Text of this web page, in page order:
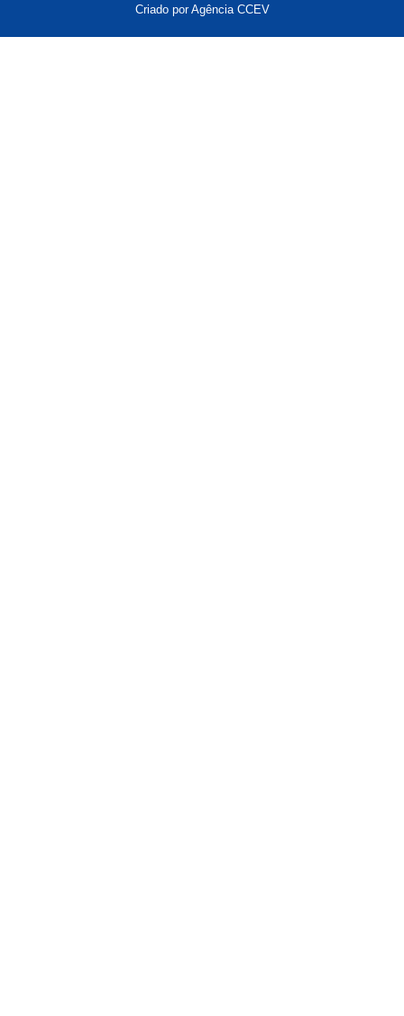
Criado por Agência CCEV